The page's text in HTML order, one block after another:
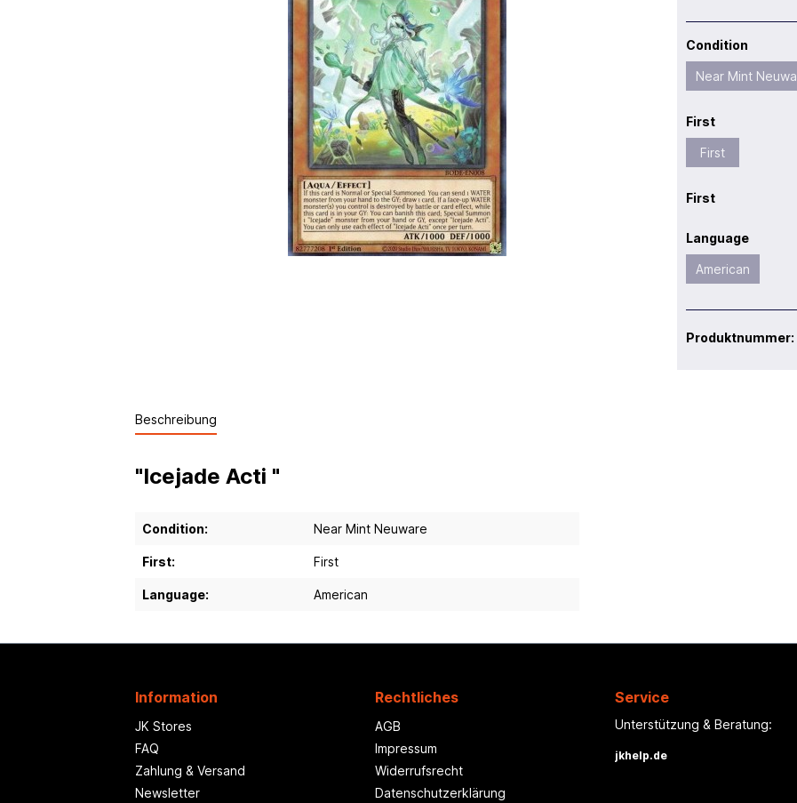
Condition
Near Mint
First
First
First
Language
American
Produktnummer:
Beschreibung
"Icejade Acti "
Condition: Near Mint Neuware
First: First
Language: American
Information
JK Stores
FAQ
Zahlung & Versand
Newsletter
Rechtliches
AGB
Impressum
Widerrufsrecht
Datenschutzerklärung
Service
Unterstützung & Beratung:
jkhelp.de